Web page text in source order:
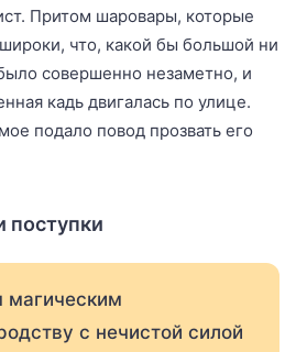
Притом шаровары, которые
что, какой бы большой ни
совершенно незаметно, и
кадь двигалась по улице.
подало повод прозвать его
поступки
магическим
с нечистой силой